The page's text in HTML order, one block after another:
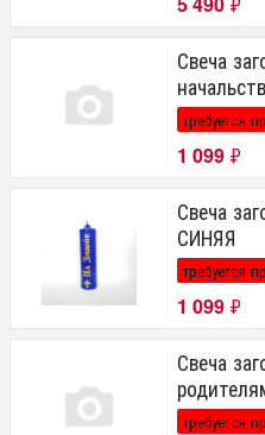
Свеча
требуется
1 099 ₽
Свеча
СИНЯЯ
требуется
1 099 ₽
Свеча
требуется